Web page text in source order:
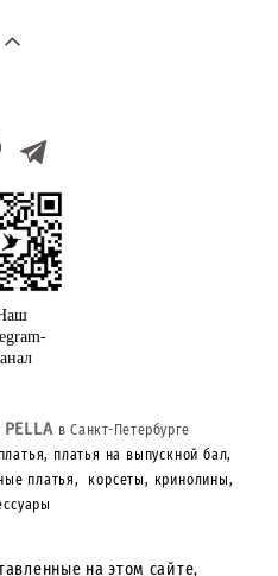
PELLA в Санкт-Петербурге
платья на выпускной бал,
платья, корсеты, кринолины,
на этом сайте,